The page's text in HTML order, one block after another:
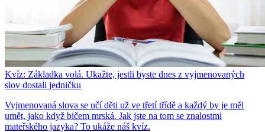
Kvíz: Základka volá. Ukažte, jestli byste dnes z vyjmenovaných
slov dostali jedničku
Vyjmenovaná slova se učí děti už ve třetí třídě a každý by je měl
umět, jako když bičem mrská. Jak jste na tom se znalostmi
mateřského jazyka? To ukáže náš kvíz.